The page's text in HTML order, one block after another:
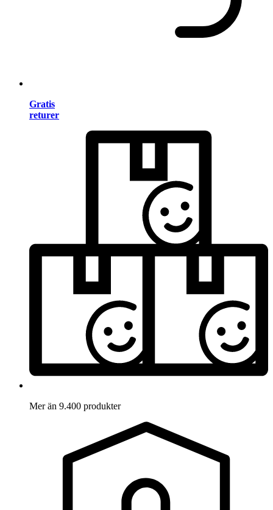
Gratis
returer
Mer än 9.400 produkter